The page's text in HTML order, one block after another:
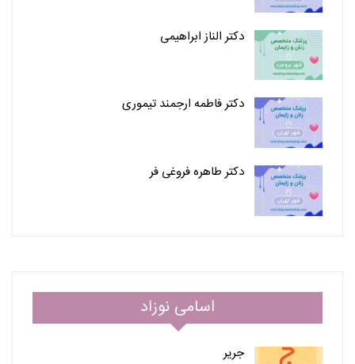
دکتر الناز ابراهیمی
دکتر فاطمه ارجمند تیموری
دکتر طاهره فروغی فر
اسامی نوزاد
جریر